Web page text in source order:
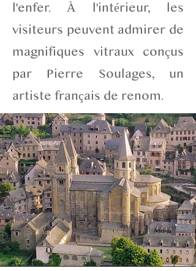
l'enfer. À l'intérieur, les
visiteurs peuvent admirer de
magnifiques vitraux conçus
par Pierre Soulages, un
artiste français de renom.